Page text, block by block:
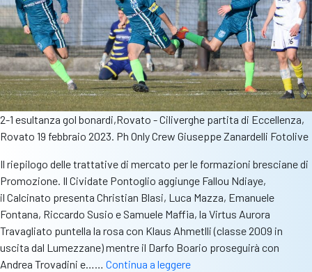
2-1 esultanza gol bonardi,Rovato - Ciliverghe partita di Eccellenza,
Rovato 19 febbraio 2023. Ph Only Crew Giuseppe Zanardelli Fotolive
Il riepilogo delle trattative di mercato per le formazioni bresciane di
Promozione. Il Cividate Pontoglio aggiunge Fallou Ndiaye,
il Calcinato presenta Christian Blasi, Luca Mazza, Emanuele
Fontana, Riccardo Susio e Samuele Maffia, la Virtus Aurora
Travagliato puntella la rosa con Klaus Ahmetlli (classe 2009 in
uscita dal Lumezzane) mentre il Darfo Boario proseguirà con
Andrea Trovadini e…… Continua a leggerePromozione: